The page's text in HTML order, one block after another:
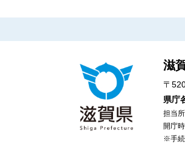
滋
〒
県庁
担当
開庁
※手続